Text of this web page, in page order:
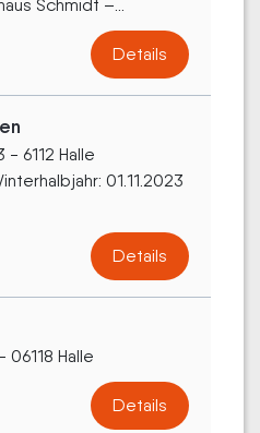
Schmidt –...
Details
6112 Halle
01.11.2023
Details
Halle
Details